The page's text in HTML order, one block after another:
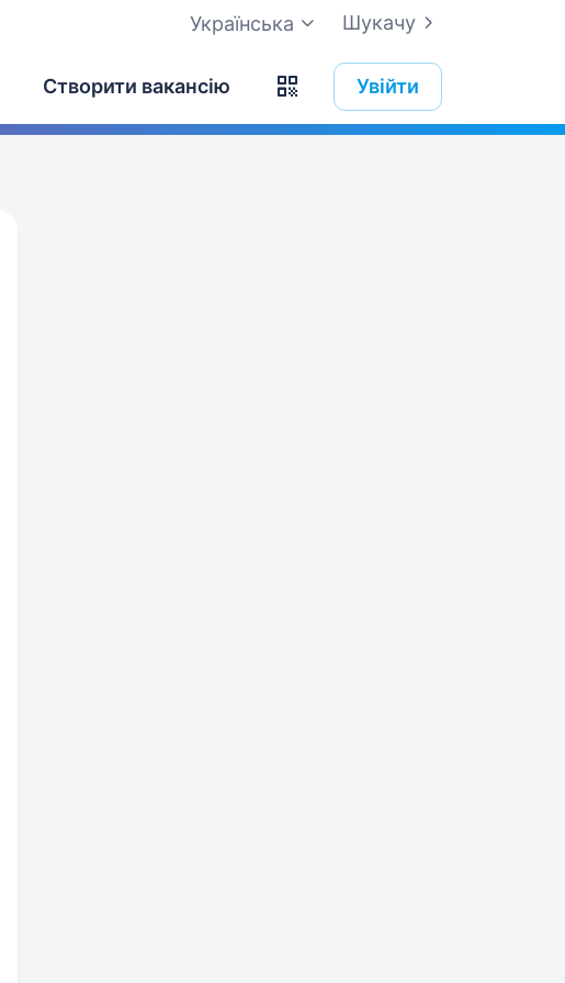
Шукачу
Українська
Створити вакансію Увійти